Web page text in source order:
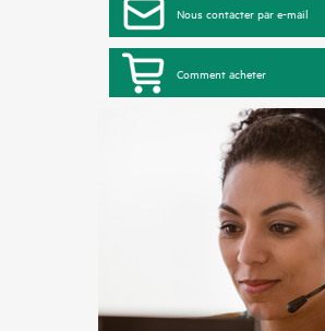
Nous contacter par e-mail
Comment acheter